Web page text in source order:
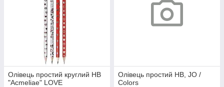
Олівець простий круглий НВ
"Acmeliae" LOVE
Олівець простий НВ, JO /
Colors